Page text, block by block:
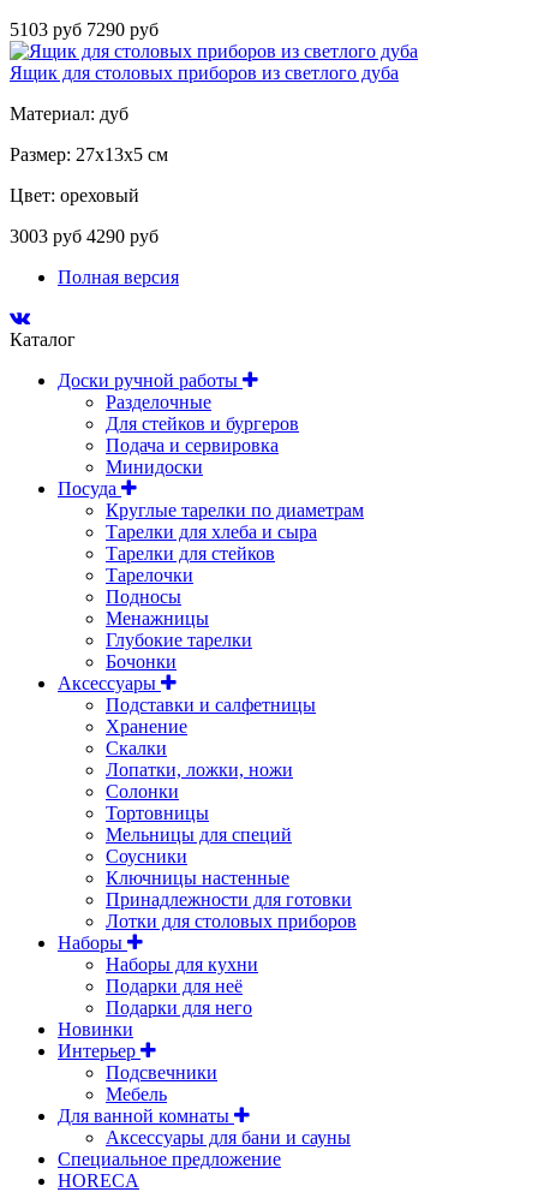
5103 руб 7290 руб
Ящик для столовых приборов из светлого дуба
Материал: дуб
Размер: 27x13x5 см
Цвет: ореховый
3003 руб 4290 руб
Полная версия
Каталог
Доски ручной работы
Разделочные
Для стейков и бургеров
Подача и сервировка
Минидоски
Посуда
Круглые тарелки по диаметрам
Тарелки для хлеба и сыра
Тарелки для стейков
Тарелочки
Подносы
Менажницы
Глубокие тарелки
Бочонки
Аксессуары
Подставки и салфетницы
Хранение
Скалки
Лопатки, ложки, ножи
Солонки
Тортовницы
Мельницы для специй
Соусники
Ключницы настенные
Принадлежности для готовки
Лотки для столовых приборов
Наборы
Наборы для кухни
Подарки для неё
Подарки для него
Новинки
Интерьер
Подсвечники
Мебель
Для ванной комнаты
Аксессуары для бани и сауны
Специальное предложение
HORECA